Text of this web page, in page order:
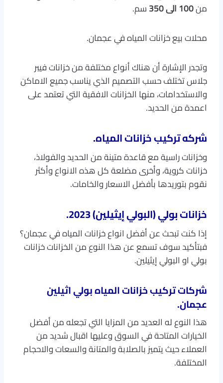
من
سم.
محلات بيع خزانات المياه في عجمان.
وتجدر الإشارة أن هناك أنواع مختلفة من خزانات فيبر
جلاس تختلف حسب التصميم الذي يناسب جميع الاماكن
والاستخدامات، منها الخزانات الافقية التي تعتمد على
اعمدة من الحديد.
شركه تركيب خزانات المياه.
وخزانات راسية مع قاعدة متينة من الحديد والفولاذ،
خزانات كروية، وأخرى مضلعة كل هذه الانواع وأكثر
نقوم بتوريدها بأفضل الاسعار والخامات.
خزانات بولي (البولي إيثيلين) 2023.
إذا كنت تبحث عن أفضل انواع خزانات المياه في عجمان؟
فبتأكيد سوف تسمع عن هذا النوع من الخزانات خزانات
بولي او البولي إيثيلين.
شركات تركيب خزانات المياه بولي اثيلين
عجمان.
هذا النوع له العديد من المزايا التي تجعله من أفضل
الخيارات المتاحة في السوق وعليها اقبال شديد من
العملاء حيث يتميز بالصلابة والمتانة والسعات والاحجام
المختلفة.